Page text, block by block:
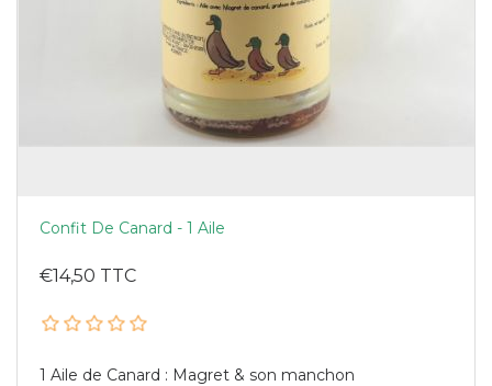
Confit De Canard - 1 Aile
€14,50 TTC
1 Aile de Canard : Magret & son manchon